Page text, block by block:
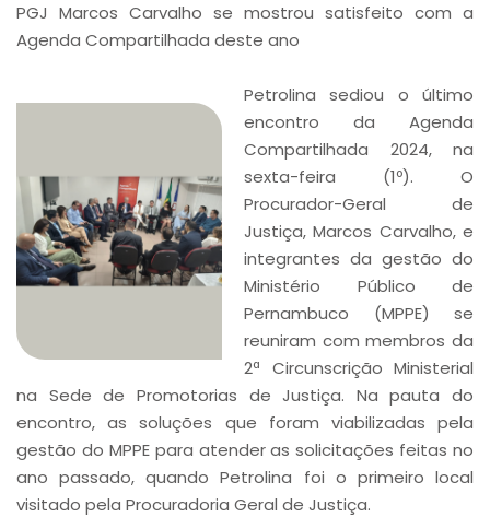
PGJ Marcos Carvalho se mostrou satisfeito com a
Agenda Compartilhada deste ano
Petrolina sediou o último
encontro da Agenda
Compartilhada 2024, na
sexta-feira (1º). O
Procurador-Geral de
Justiça, Marcos Carvalho, e
integrantes da gestão do
Ministério Público de
Pernambuco (MPPE) se
reuniram com membros da
2ª Circunscrição Ministerial
na Sede de Promotorias de Justiça. Na pauta do
encontro, as soluções que foram viabilizadas pela
gestão do MPPE para atender as solicitações feitas no
ano passado, quando Petrolina foi o primeiro local
visitado pela Procuradoria Geral de Justiça.